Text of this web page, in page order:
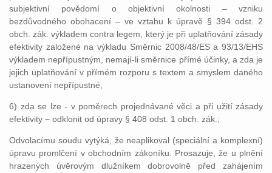
subjektivní povědomí o objektivní okolnosti – vzniku
bezdůvodného obohacení – ve vztahu k úpravě § 394 odst. 2
obch. zák. výkladem contra legem, který je při uplatňování zásady
efektivity založené na výkladu Směrnic 2008/48/ES a 93/13/EHS
výkladem nepřípustným, nemají-li směrnice přímé účinky, a zda je
jejich uplatňování v přímém rozporu s textem a smyslem daného
ustanovení nepřípustné;
6) zda se lze - v poměrech projednávané věci a při užití zásady
efektivity − odklonit od úpravy § 408 odst. 1 obch. zák.;
Odvolacímu soudu vytýká, že neaplikoval (speciální a komplexní)
úpravu promlčení v obchodním zákoníku. Prosazuje, že u plnění
hrazených úvěrovým dlužníkem dobrovolně před zahájením